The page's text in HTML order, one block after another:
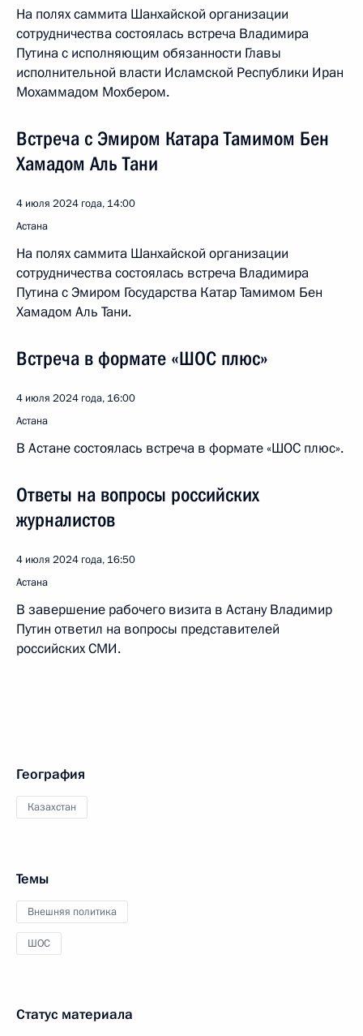
На полях саммита Шанхайской организации
сотрудничества состоялась встреча Владимира
Путина с исполняющим обязанности Главы
исполнительной власти Исламской Республики Иран
Мохаммадом Мохбером.
Встреча с Эмиром Катара Тамимом Бен
Хамадом Аль Тани
4 июля 2024 года, 14:00
Астана
На полях саммита Шанхайской организации
сотрудничества состоялась встреча Владимира
Путина с Эмиром Государства Катар Тамимом Бен
Хамадом Аль Тани.
Встреча в формате «ШОС плюс»
4 июля 2024 года, 16:00
Астана
В Астане состоялась встреча в формате «ШОС плюс».
Ответы на вопросы российских
журналистов
4 июля 2024 года, 16:50
Астана
В завершение рабочего визита в Астану Владимир
Путин ответил на вопросы представителей
российских СМИ.
География
Казахстан
Темы
Внешняя политика
ШОС
Статус материала